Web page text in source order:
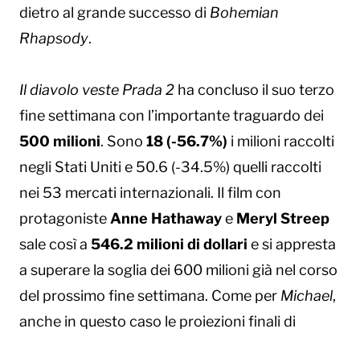
dietro al grande successo di Bohemian
Rhapsody.
Il diavolo veste Prada 2 ha concluso il suo terzo
fine settimana con l’importante traguardo dei
500 milioni. Sono 18 (-56.7%) i milioni raccolti
negli Stati Uniti e 50.6 (-34.5%) quelli raccolti
nei 53 mercati internazionali. Il film con
protagoniste Anne Hathawaye Meryl Streep
sale così a 546.2 milioni di dollari e si appresta
a superare la soglia dei 600 milioni già nel corso
del prossimo fine settimana. Come per Michael,
anche in questo caso le proiezioni finali di